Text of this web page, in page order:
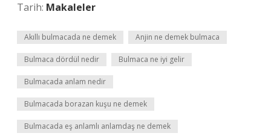
Tarih: Makaleler
Akıllı bulmacada ne demek Anjin ne demek bulmaca
Bulmaca dördül nedir Bulmaca ne iyi gelir
Bulmacada anlam nedir
Bulmacada borazan kuşu ne demek
Bulmacada eş anlamlı anlamdaş ne demek